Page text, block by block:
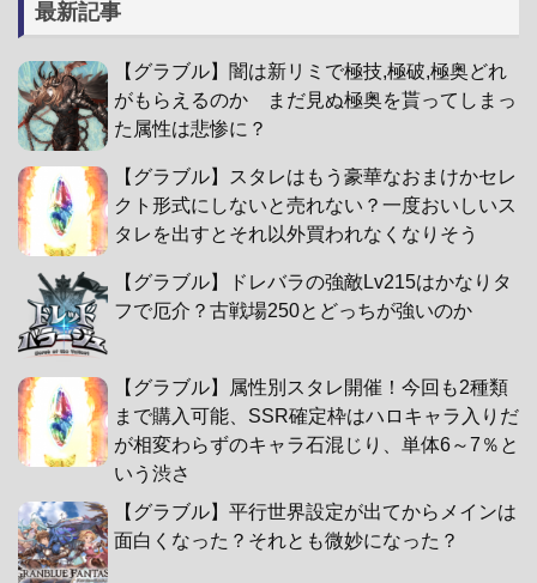
最新記事
【グラブル】闇は新リミで極技,極破,極奥どれ
がもらえるのか まだ見ぬ極奥を貰ってしまっ
た属性は悲惨に？
【グラブル】スタレはもう豪華なおまけかセレ
クト形式にしないと売れない？一度おいしいス
タレを出すとそれ以外買われなくなりそう
【グラブル】ドレバラの強敵Lv215はかなりタ
フで厄介？古戦場250とどっちが強いのか
【グラブル】属性別スタレ開催！今回も2種類
まで購入可能、SSR確定枠はハロキャラ入りだ
が相変わらずのキャラ石混じり、単体6～7％と
いう渋さ
【グラブル】平行世界設定が出てからメインは
面白くなった？それとも微妙になった？